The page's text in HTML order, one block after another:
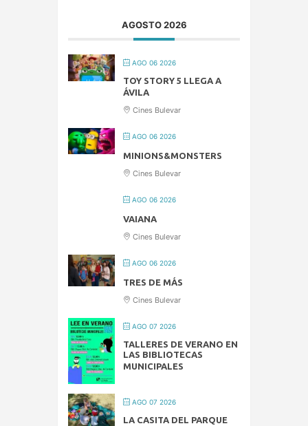
AGOSTO 2026
AGO 06 2026
TOY STORY 5 LLEGA A
ÁVILA
Cines Bulevar
AGO 06 2026
MINIONS&MONSTERS
Cines Bulevar
AGO 06 2026
VAIANA
Cines Bulevar
AGO 06 2026
TRES DE MÁS
Cines Bulevar
AGO 07 2026
TALLERES DE VERANO EN
LAS BIBLIOTECAS
MUNICIPALES
AGO 07 2026
LA CASITA DEL PARQUE